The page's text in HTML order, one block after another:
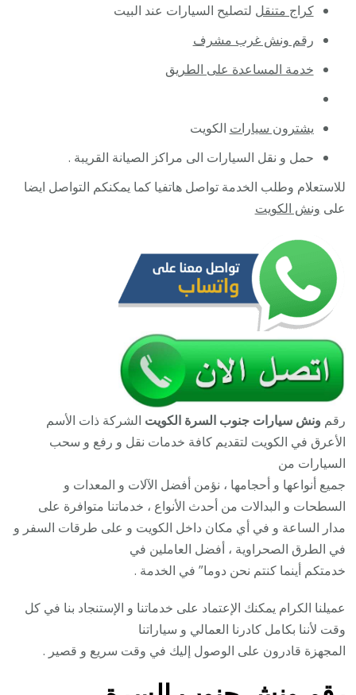
كراج متنقل لتصليح السيارات عند البيت
رقم ونش غرب مشرف
خدمة المساعدة على الطريق
يشترون سيارات الكويت
حمل و نقل السيارات الى مراكز الصيانة القريبة .
للاستعلام وطلب الخدمة تواصل هاتفيا كما يمكنكم التواصل ايضا
على ونش الكويت
رقم ونش سيارات جنوب السرة الكويت الشركة ذات الأسم
الأعرق في الكويت لتقديم كافة خدمات نقل و رفع و سحب
السيارات من
جميع أنواعها و أحجامها ، نؤمن أفضل الآلات و المعدات و
السطحات و البدالات من أحدث الأنواع ، خدماتنا متوافرة على
مدار الساعة و في أي مكان داخل الكويت و على طرقات السفر و
في الطرق الصحراوية ، أفضل العاملين في
خدمتكم أينما كنتم نحن دوما” في الخدمة .
عميلنا الكرام يمكنك الإعتماد على خدماتنا و الإستنجاد بنا في كل
وقت لأننا بكامل كادرنا العمالي و سياراتنا
المجهزة قادرون على الوصول إليك في وقت سريع و قصير .